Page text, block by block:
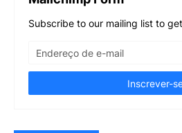
Subscribe to our mailing list to